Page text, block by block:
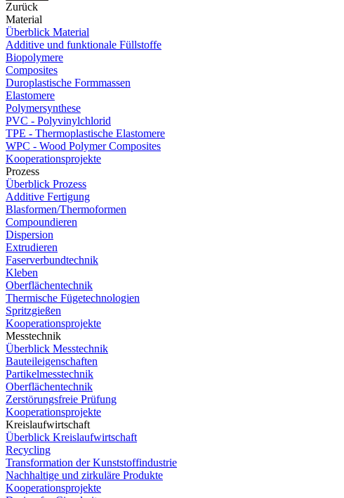
Zurück
Material
Überblick Material
Additive und funktionale Füllstoffe
Biopolymere
Composites
Duroplastische Formmassen
Elastomere
Polymersynthese
PVC - Polyvinylchlorid
TPE - Thermoplastische Elastomere
WPC - Wood Polymer Composites
Kooperationsprojekte
Prozess
Überblick Prozess
Additive Fertigung
Blasformen/Thermoformen
Compoundieren
Dispersion
Extrudieren
Faserverbundtechnik
Kleben
Oberflächentechnik
Thermische Fügetechnologien
Spritzgießen
Kooperationsprojekte
Messtechnik
Überblick Messtechnik
Bauteileigenschaften
Partikelmesstechnik
Oberflächentechnik
Zerstörungsfreie Prüfung
Kooperationsprojekte
Kreislaufwirtschaft
Überblick Kreislaufwirtschaft
Recycling
Transformation der Kunststoffindustrie
Nachhaltige und zirkuläre Produkte
Kooperationsprojekte